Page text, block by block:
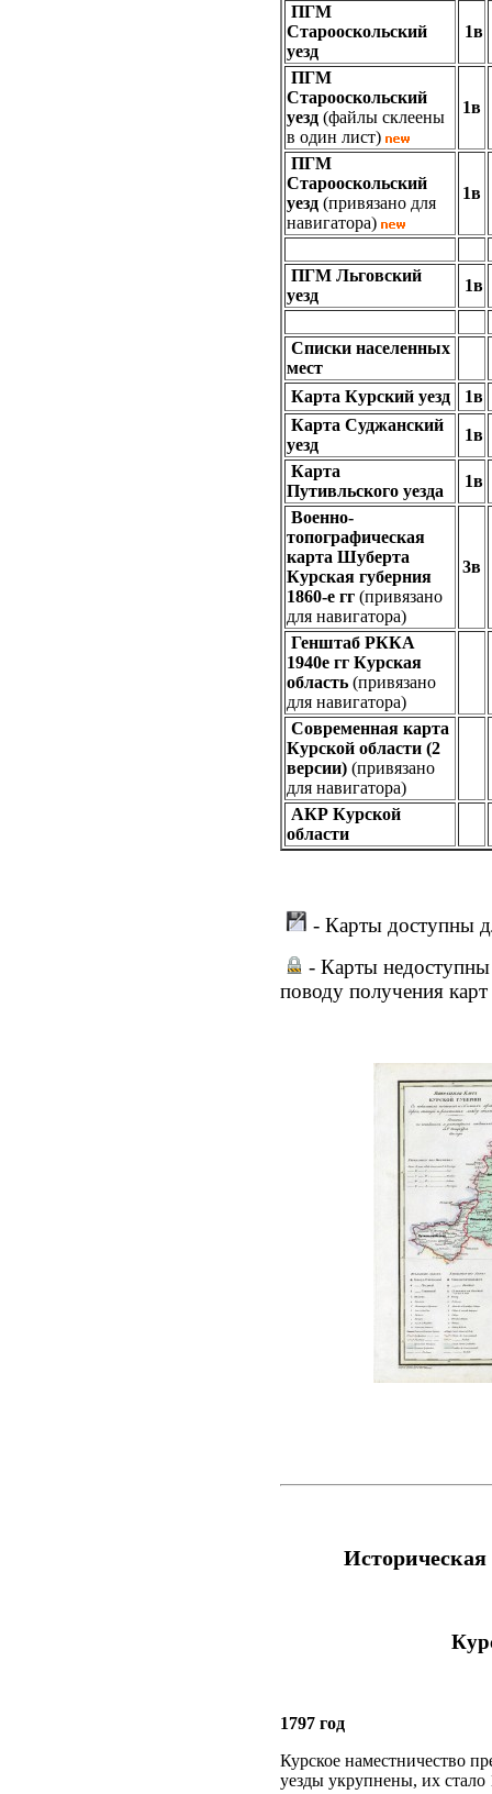
ПГМ
Старооскольский
уезд
1в
ПГМ
Старооскольский
уезд (файлы склеены
в один лист)
1в
ПГМ
Старооскольский
уезд (привязано для
навигатора)
1в
ПГМ Льговский
уезд
1в
Списки населенных
мест
Карта Курский уезд
1в
Карта Суджанский
уезд
1в
Карта
Путивльского уезда
1в
Военно-
топографическая
карта Шуберта
Курская губерния
1860-е гг (привязано
для навигатора)
3в
Генштаб РККА
1940е гг Курская
область (привязано
для навигатора)
Современная карта
Курской области (2
версии) (привязано
для навигатора)
АКР Курской
области
- Карты доступны
- Карты недоступны
поводу получения
1797 год
Курское наместничество
уезды укрупнены, их